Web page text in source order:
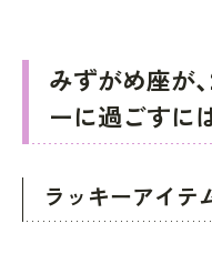
みずがめ座が
ーに過ごすに
ラッキーアイテ